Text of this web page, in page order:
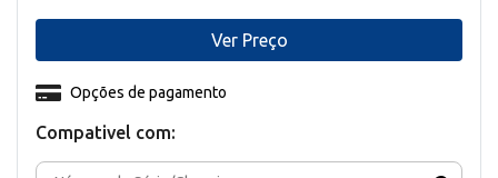
Compativel com:
Opções de pagamento
Ver Preço